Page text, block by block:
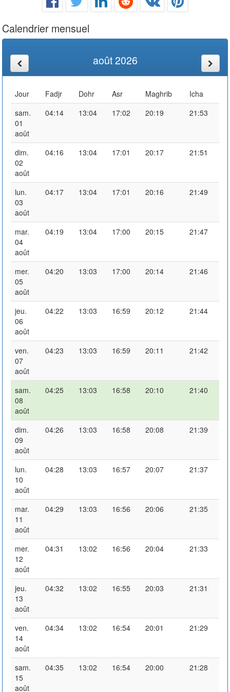
Calendrier mensuel
août 2026
Jour Fadjr Dohr Asr Maghrib
Icha
sam.
01
août
04:14 13:04 17:02 20:19 21:53
dim.
02
août
04:16 13:04 17:01 20:17 21:51
lun.
03
août
04:17 13:04 17:01 20:16 21:49
mar.
04
août
04:19 13:04 17:00 20:15 21:47
mer.
05
août
04:20 13:03 17:00 20:14 21:46
jeu.
06
août
04:22 13:03 16:59 20:12 21:44
ven.
07
août
04:23 13:03 16:59 20:11 21:42
sam.
08
août
04:25 13:03 16:58 20:10 21:40
dim.
09
août
04:26 13:03 16:58 20:08 21:39
lun.
10
août
04:28 13:03 16:57 20:07 21:37
mar.
11
août
04:29 13:03 16:56 20:06 21:35
mer.
12
août
04:31 13:02 16:56 20:04 21:33
jeu.
13
août
04:32 13:02 16:55 20:03 21:31
ven.
14
août
04:34 13:02 16:54 20:01 21:29
sam.
15
août
04:35 13:02 16:54 20:00 21:28